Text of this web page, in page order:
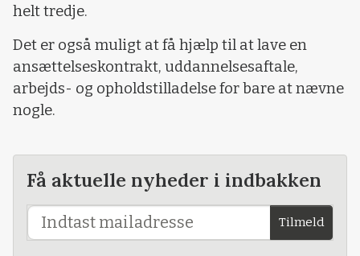
helt tredje.
Det er også muligt at få hjælp til at lave en
ansættelseskontrakt, uddannelsesaftale,
arbejds- og opholdstilladelse for bare at nævne
nogle.
Få aktuelle nyheder i indbakken
Tilmeld